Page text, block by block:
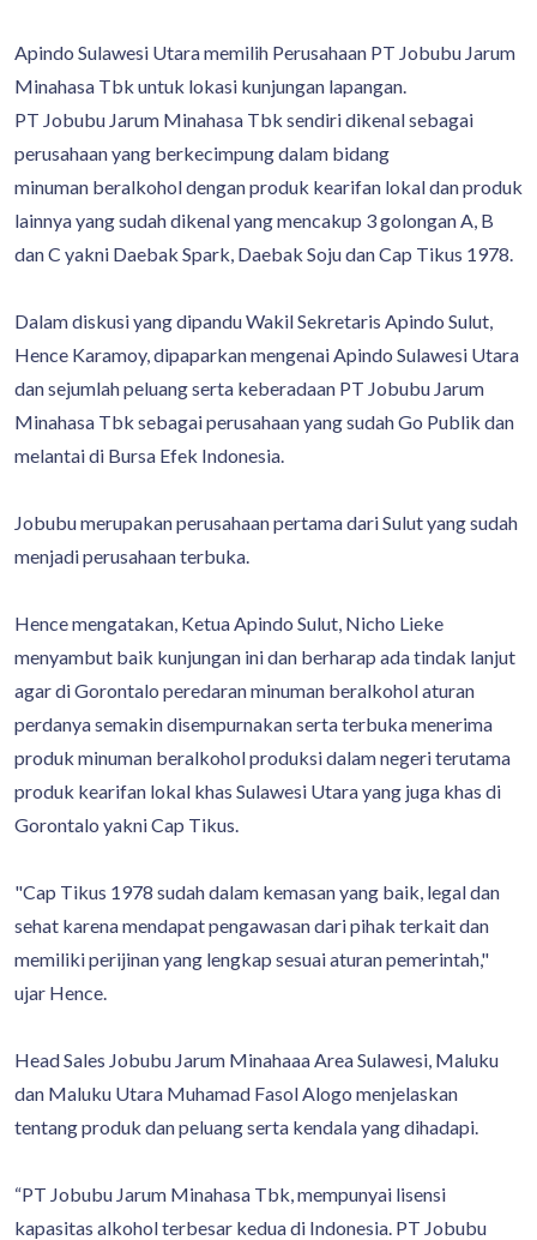
Apindo Sulawesi Utara memilih Perusahaan PT Jobubu Jarum
Minahasa Tbk untuk lokasi kunjungan lapangan.
PT Jobubu Jarum Minahasa Tbk sendiri dikenal sebagai
perusahaan yang berkecimpung dalam bidang
minuman beralkohol dengan produk kearifan lokal dan produk
lainnya yang sudah dikenal yang mencakup 3 golongan A, B
dan C yakni Daebak Spark, Daebak Soju dan Cap Tikus 1978.
Dalam diskusi yang dipandu Wakil Sekretaris Apindo Sulut,
Hence Karamoy, dipaparkan mengenai Apindo Sulawesi Utara
dan sejumlah peluang serta keberadaan PT Jobubu Jarum
Minahasa Tbk sebagai perusahaan yang sudah Go Publik dan
melantai di Bursa Efek Indonesia.
Jobubu merupakan perusahaan pertama dari Sulut yang sudah
menjadi perusahaan terbuka.
Hence mengatakan, Ketua Apindo Sulut, Nicho Lieke
menyambut baik kunjungan ini dan berharap ada tindak lanjut
agar di Gorontalo peredaran minuman beralkohol aturan
perdanya semakin disempurnakan serta terbuka menerima
produk minuman beralkohol produksi dalam negeri terutama
produk kearifan lokal khas Sulawesi Utara yang juga khas di
Gorontalo yakni Cap Tikus.
"Cap Tikus 1978 sudah dalam kemasan yang baik, legal dan
sehat karena mendapat pengawasan dari pihak terkait dan
memiliki perijinan yang lengkap sesuai aturan pemerintah,"
ujar Hence.
Head Sales Jobubu Jarum Minahaaa Area Sulawesi, Maluku
dan Maluku Utara Muhamad Fasol Alogo menjelaskan
tentang produk dan peluang serta kendala yang dihadapi.
“PT Jobubu Jarum Minahasa Tbk, mempunyai lisensi
kapasitas alkohol terbesar kedua di Indonesia. PT Jobubu